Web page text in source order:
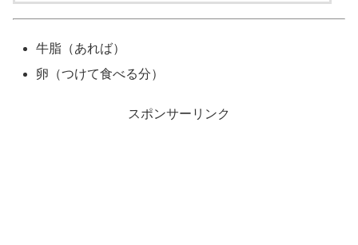
牛脂（あれば）
卵（つけて食べる分）
スポンサーリンク